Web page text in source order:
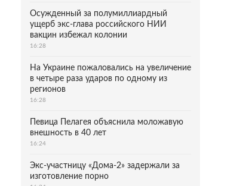
Осужденный за полумиллиардный
ущерб экс-глава российского НИИ
вакцин избежал колонии
16:28
На Украине пожаловались на увеличение
в четыре раза ударов по одному из
регионов
16:28
Певица Пелагея объяснила моложавую
внешность в 40 лет
16:24
Экс-участницу «Дома-2» задержали за
изготовление порно